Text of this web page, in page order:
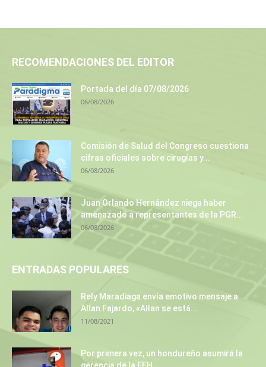
RECOMENDACIONES DEL EDITOR
Portada del día 07/08/2026
06/08/2026
Comisión de Salud del Congreso cuestiona
cifras oficiales sobre cirugías y...
06/08/2026
Juan Orlando Hernández niega haber
amenazado a representantes de la PGR...
06/08/2026
ENTRADAS POPULARES
Rely Maradiaga envía emotivo mensaje a
Allan Fajardo, «Allan se está...
11/08/2021
Por primera vez, un hondureño asumirá la